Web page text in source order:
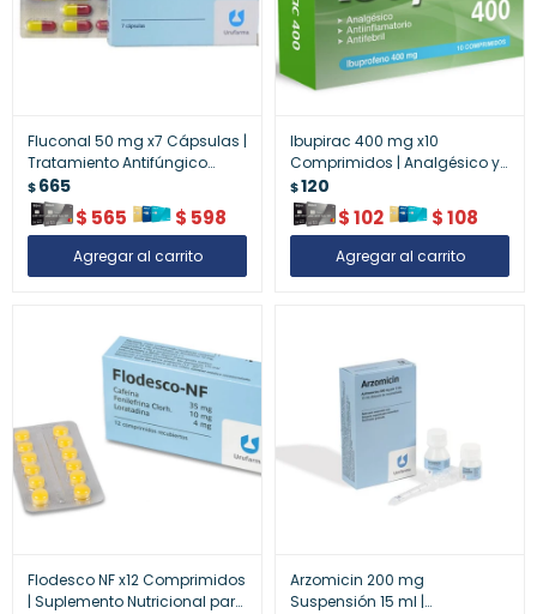
Fluconal 50 mg x7 Cápsulas |
Tratamiento Antifúngico
Eficaz
$665
$ 565 $ 598
Ibupirac 400 mg x10
Comprimidos | Analgésico y
Antiinflamatorio de Uso Diario
$120
$102 $108
Flodesco NF x12 Comprimidos
| Suplemento Nutricional para
Arzomicin 200 mg
Suspensión 15 ml |